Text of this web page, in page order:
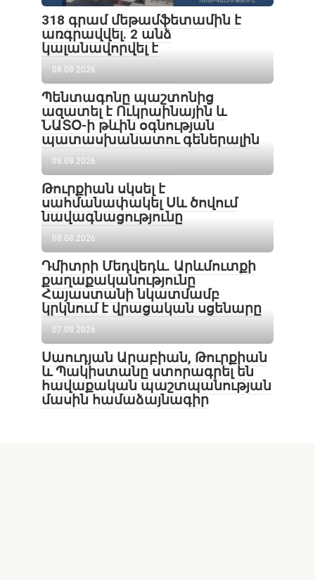
318 գրամ մեթամֆետամին է
առգրավվել․ 2 անձ
կալանավորվել է
08.08.2026
Պենտագոնը պաշտոնից
ազատել է Ուկրաինային և
ՆԱՏՕ-ի թևին օգնության
պատասխանատու գեներալին
08.08.2026
Թուրքիան սկսել է
սահմանափակել Սև ծովում
նավագնացությունը
08.08.2026
Դմիտրի Մեդվեդև. Արևմուտքի
քաղաքականությունը
Հայաստանի նկատմամբ
կրկնում է վրացական սցենարը
07.08.2026
Սաուդյան Արաբիան, Թուրքիան
և Պակիստանը ստորագրել են
հավաքական պաշտպանության
մասին համաձայնագիր